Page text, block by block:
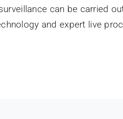
can be carried
and expert live